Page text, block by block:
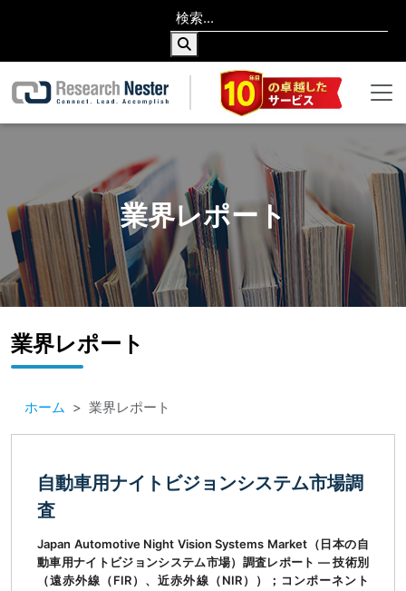
業界レポート
業界レポート
ホーム 業界レポート
自動車用ナイトビジョンシステム市場調
査
Japan Automotive Night Vision Systems Market（日本の自
動車用ナイトビジョンシステム市場）調査レポート ― 技術別
（遠赤外線（FIR）、近赤外線（NIR））；コンポーネント